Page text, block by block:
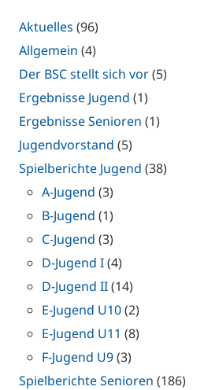
Aktuelles (96)
Allgemein (4)
Der BSC stellt sich vor(5)
Ergebnisse Jugend (1)
Ergebnisse Senioren (1)
Jugendvorstand (5)
Spielberichte Jugend (38)
A-Jugend (3)
B-Jugend (1)
C-Jugend (3)
D-Jugend I(4)
D-Jugend II(14)
E-Jugend U10(2)
E-Jugend U11 (8)
F-Jugend U9(3)
Spielberichte Senioren (186)